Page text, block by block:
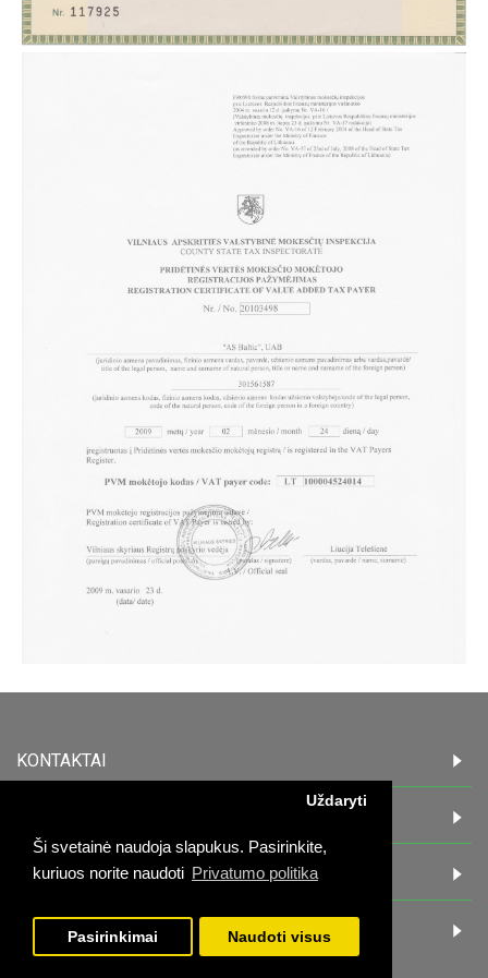
Ši svetainė naudoja slapukus. Pasirinkite,
kuriuos norite naudoti Privatumo politika
Uždaryti
Pasirinkimai Naudoti visus
KONTAKTAI
PIRKĖJAMS
DARBO LAIKAS: